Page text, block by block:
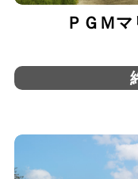
ＰＧＭ